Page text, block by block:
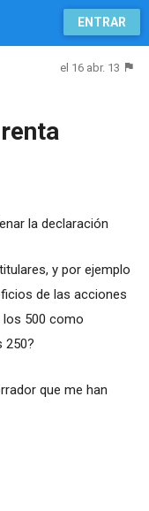
ENTRAR
el 16 abr. 13
la declaración
y por ejemplo
de las acciones
los 500 como
250?
que me han